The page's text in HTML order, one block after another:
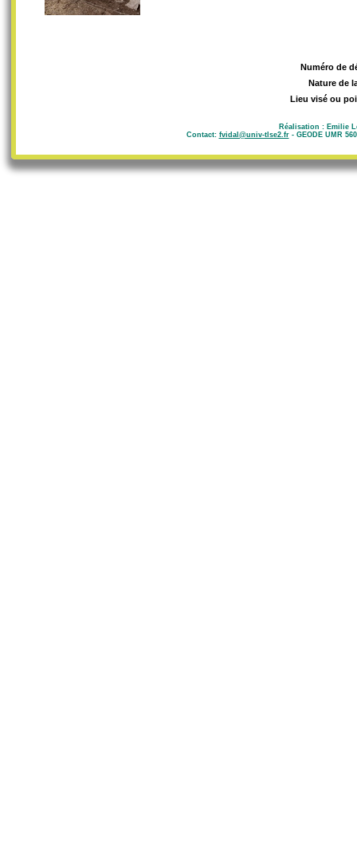
Numéro de
Nature de
Lieu visé ou
Réalisation : Emilie
Contact: fvidal@univ-tlse2.fr- GEODE UMR